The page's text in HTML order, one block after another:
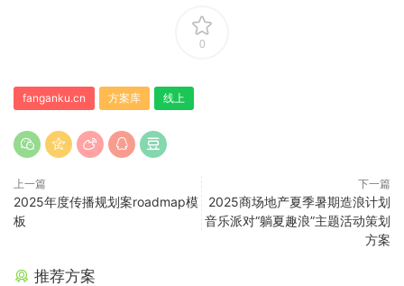
0
fanganku.cn 方案库 线上
上一篇
2025年度传播规划案roadmap模
板
下一篇
2025商场地产夏季暑期造浪计划
音乐派对“躺夏趣浪”主题活动策划
方案
推荐方案